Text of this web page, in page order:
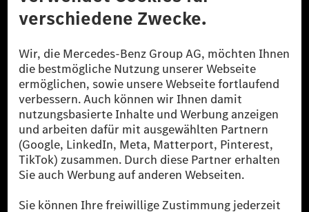
reduzierte CO₂-Emissionen bei der Mercedes-Benz Group durch
zertifizierte Ausgleichsprojekte kompensiert werden.
[2] Renewable Charging ist ein integraler Bestandteil von MB.CHARGE
Public in Europa, den USA, Kanada und China. Sofern an der jeweiligen
Ladestation noch kein Strom aus erneuerbaren Energien vorliegt,
verwendet Renewable Charging Grünstromzertifikate*. Diese stellen
sicher, dass für Ladevorgänge über MB.CHARGE Public eine äquivalente
Strommenge aus erneuerbaren Energien ins Stromnetz eingespeist wird.
Sie stammen ausschließlich aus Wind- und Solarkraftanlagen, die jünger
als sechs Jahre sind.
* Inkl. EKOenergy Ökolabel
* Die angegebenen Werte wurden nach dem vorgeschriebenen